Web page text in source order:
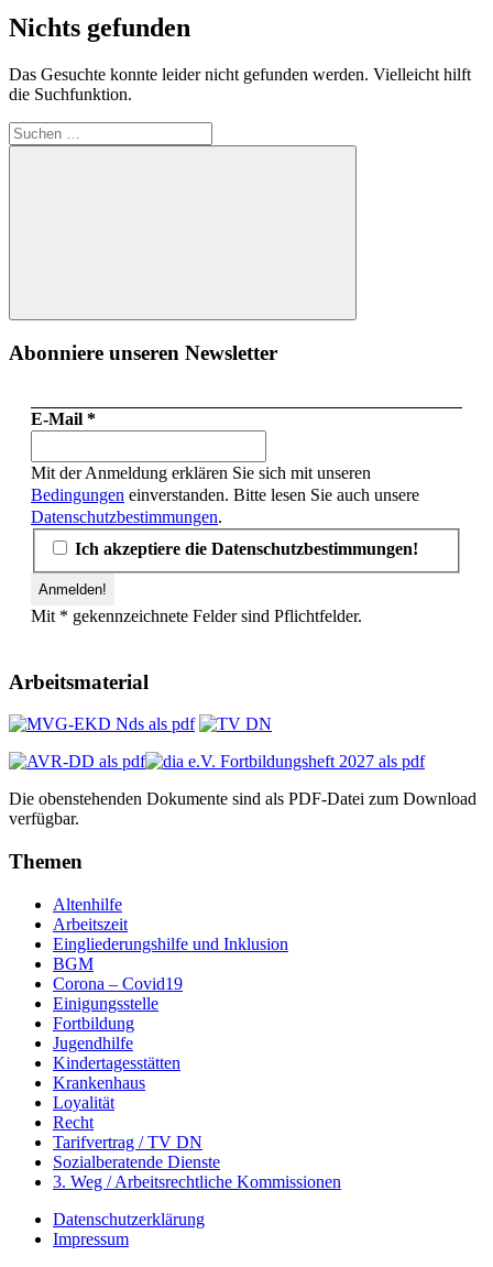
Nichts gefunden
Das Gesuchte konnte leider nicht gefunden werden. Vielleicht hilft
die Suchfunktion.
Suchen
nach:
Suchen
Abonniere unseren Newsletter
E-Mail *
Mit der Anmeldung erklären Sie sich mit unseren
Bedingungen einverstanden. Bitte lesen Sie auch unsere
Datenschutzbestimmungen.
Ich akzeptiere die Datenschutzbestimmungen!
Mit * gekennzeichnete Felder sind Pflichtfelder.
Arbeitsmaterial
Die obenstehenden Dokumente sind als PDF-Datei zum Download
verfügbar.
Themen
Altenhilfe
Arbeitszeit
Eingliederungshilfe und Inklusion
BGM
Corona – Covid19
Einigungsstelle
Fortbildung
Jugendhilfe
Kindertagesstätten
Krankenhaus
Loyalität
Recht
Tarifvertrag / TV DN
Sozialberatende Dienste
3. Weg / Arbeitsrechtliche Kommissionen
Datenschutzerklärung
Impressum